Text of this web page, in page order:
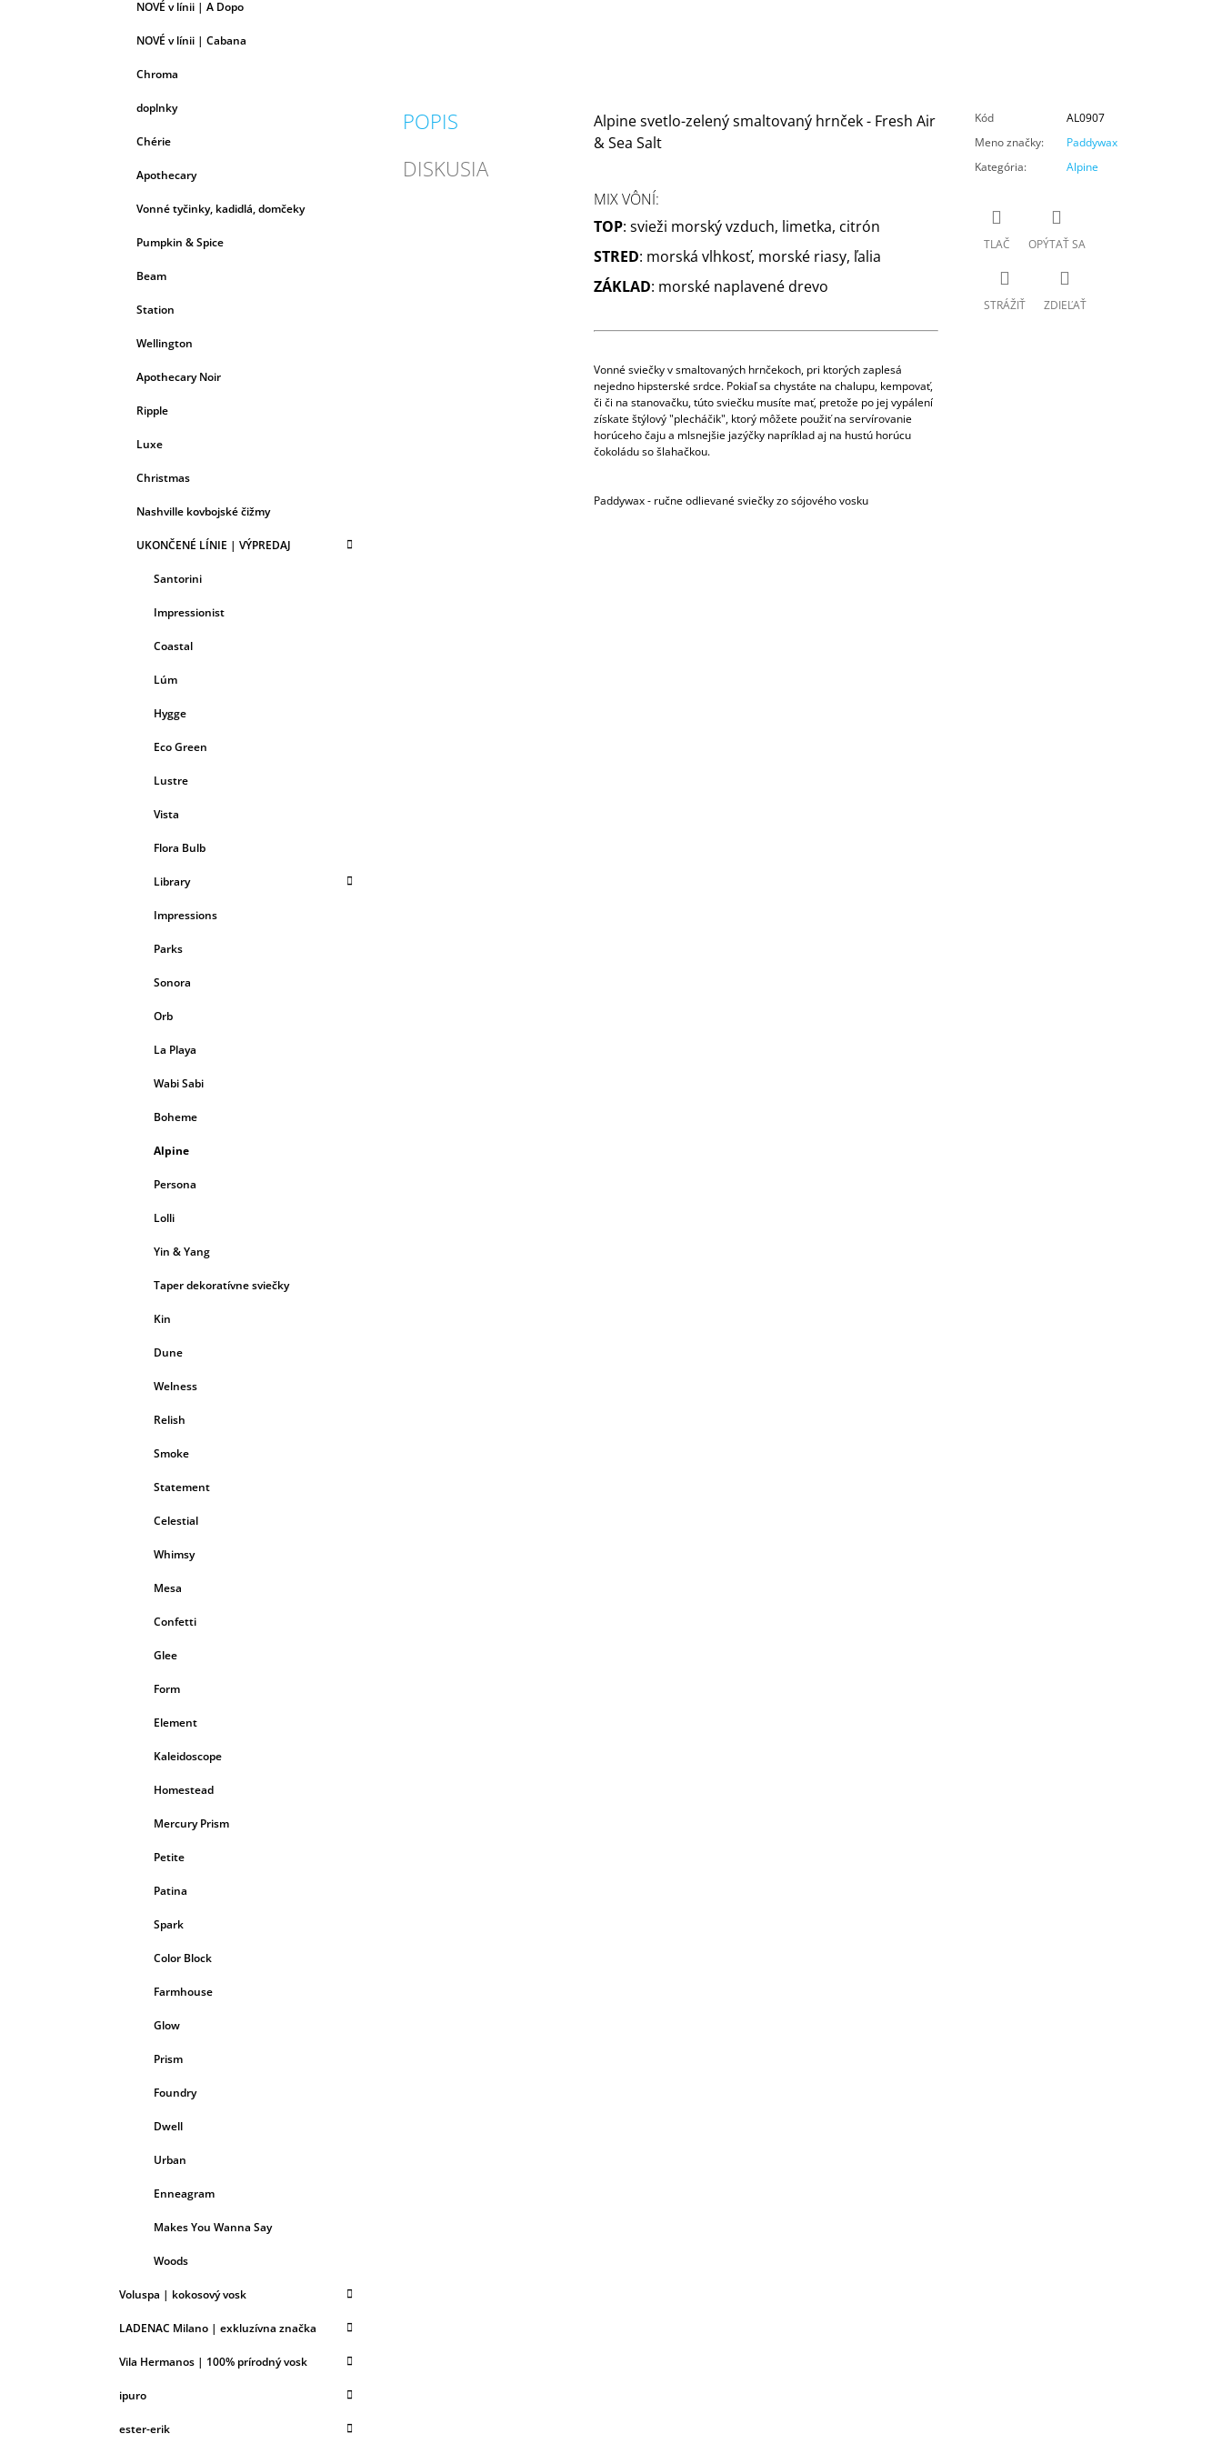
NOVÉ v línii | A Dopo
NOVÉ v línii | Cabana
Chroma
doplnky
Chérie
Apothecary
Vonné tyčinky, kadidlá, domčeky
Pumpkin & Spice
Beam
Station
Wellington
Apothecary Noir
Ripple
Luxe
Christmas
Nashville kovbojské čižmy
UKONČENÉ LÍNIE | VÝPREDAJ
Santorini
Impressionist
Coastal
Lúm
Hygge
Eco Green
Lustre
Vista
Flora Bulb
Library
Impressions
Parks
Sonora
Orb
La Playa
Wabi Sabi
Boheme
Alpine
Persona
Lolli
Yin & Yang
Taper dekoratívne sviečky
Kin
Dune
Welness
Relish
Smoke
Statement
Celestial
Whimsy
Mesa
Confetti
Glee
Form
Element
Kaleidoscope
Homestead
Mercury Prism
Petite
Patina
Spark
Color Block
Farmhouse
Glow
Prism
Foundry
Dwell
Urban
Enneagram
Makes You Wanna Say
Woods
Voluspa | kokosový vosk
LADENAC Milano | exkluzívna značka
Vila Hermanos | 100% prírodný vosk
ipuro
ester-erik
POPIS
DISKUSIA
Alpine svetlo-zelený smaltovaný hrnček - Fresh Air
& Sea Salt
MIX VÔNÍ:
TOP: svieži morský vzduch, limetka, citrón
STRED: morská vlhkosť, morské riasy, ľalia
ZÁKLAD: morské naplavené drevo
Vonné sviečky v smaltovaných hrnčekoch, pri ktorých zaplesá
nejedno hipsterské srdce. Pokiaľ sa chystáte na chalupu, kempovať,
či či na stanovačku, túto sviečku musíte mať, pretože po jej vypálení
získate štýlový "plecháčik", ktorý môžete použiť na servírovanie
horúceho čaju a mlsnejšie jazýčky napríklad aj na hustú horúcu
čokoládu so šlahačkou.
Paddywax - ručne odlievané sviečky zo sójového vosku
Kód
AL0907
Meno značky:
Paddywax
Kategória: Alpine
TLAČ OPÝTAŤ SA
STRÁŽIŤ ZDIEĽAŤ